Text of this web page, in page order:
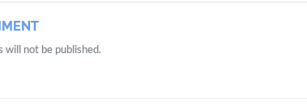
will not be published.